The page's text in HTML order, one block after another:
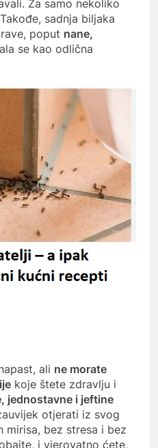
Za samo nekoliko
sadnja biljaka
poput nane,
se kao odlična
ali ne morate
koje štete zdravlju i
jednostavne i jeftine
otjerati iz svog
mirisa, bez stresa i bez
i vjerovatno ćete,